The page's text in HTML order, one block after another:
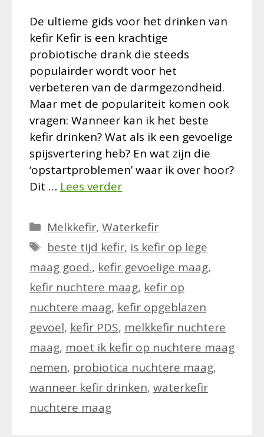
De ultieme gids voor het drinken van
kefir Kefir is een krachtige
probiotische drank die steeds
populairder wordt voor het
verbeteren van de darmgezondheid.
Maar met de populariteit komen ook
vragen: Wanneer kan ik het beste
kefir drinken? Wat als ik een gevoelige
spijsvertering heb? En wat zijn die
‘opstartproblemen’ waar ik over hoor?
Dit … Lees verder
Categorieën
Melkkefir,Waterkefir
Tags
beste tijd kefir, is kefir op lege
maag goed., kefir gevoelige maag,
kefir nuchtere maag, kefir op
nuchtere maag, kefir opgeblazen
gevoel, kefir PDS, melkkefir nuchtere
maag, moet ik kefir op nuchtere maag
nemen, probiotica nuchtere maag,
wanneer kefir drinken, waterkefir
nuchtere maag